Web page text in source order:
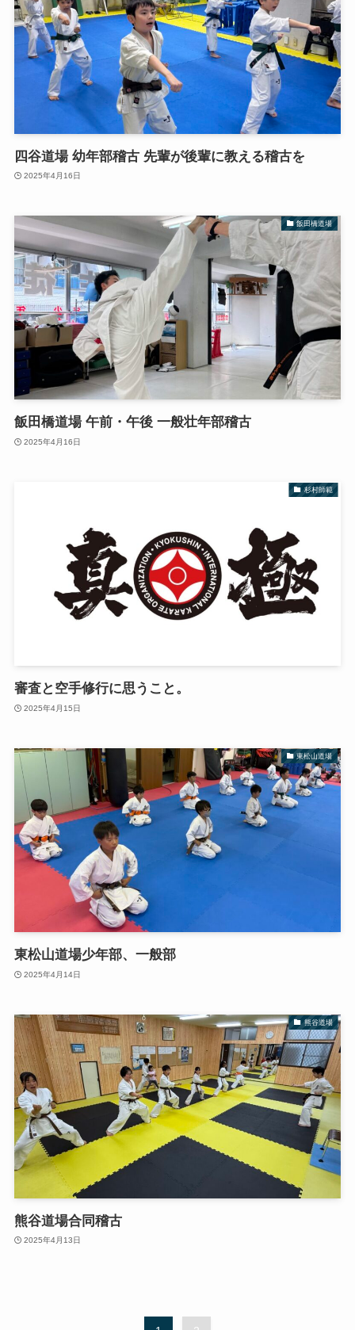
四谷道場 幼年部稽古 先輩が後輩に教える稽古を
2025年4月16日
飯田橋道場
飯田橋道場 午前・午後 一般壮年部稽古
2025年4月16日
杉村師範
審査と空手修行に思うこと。
2025年4月15日
東松山道場
東松山道場少年部、一般部
2025年4月14日
熊谷道場
熊谷道場合同稽古
2025年4月13日